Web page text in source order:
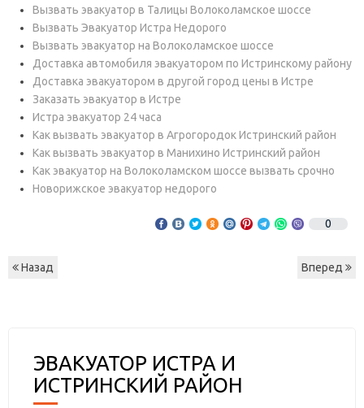
Вызвать эвакуатор в Талицы Волоколамское шоссе
Вызвать Эвакуатор Истра Недорого
Вызвать эвакуатор на Волоколамское шоссе
Доставка автомобиля эвакуатором по Истринскому району
Доставка эвакуатором в другой город цены в Истре
Заказать эвакуатор в Истре
Истра эвакуатор 24 часа
Как вызвать эвакуатор в Агрогородок Истринский район
Как вызвать эвакуатор в Манихино Истринский район
Как эвакуатор на Волоколамском шоссе вызвать срочно
Новорижское эвакуатор недорого
0
Назад Вперед
ЭВАКУАТОР ИСТРА И
ИСТРИНСКИЙ РАЙОН